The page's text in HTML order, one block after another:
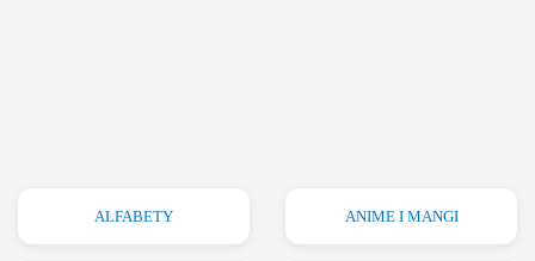
ALFABETY ANIME I MANGI